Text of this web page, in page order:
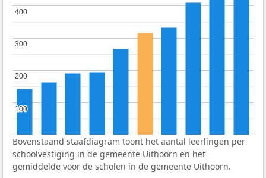
100
100
200
200
300
300
400
400
Bovenstaand staafdiagram toont het aantal leerlingen per
schoolvestiging in de gemeente Uithoorn en het
gemiddelde voor de scholen in de gemeente Uithoorn.